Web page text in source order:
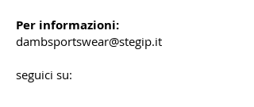
Per informazioni:
dambsportswear@stegip.it
seguici su: